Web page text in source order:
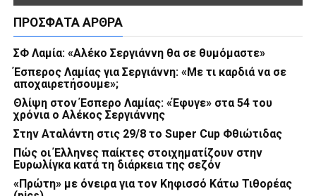
ΠΡΌΣΦΑΤΑ ΆΡΘΡΑ
ΣΦ Λαμία: «Αλέκο Σεργιάννη θα σε θυμόμαστε»
Έσπερος Λαμίας για Σεργιάννη: «Με τι καρδιά να σε
αποχαιρετήσουμε»;
Θλίψη στον Έσπερο Λαμίας: «Έφυγε» στα 54 του
χρόνια ο Αλέκος Σεργιάννης
Στην Αταλάντη στις 29/8 το Super Cup Φθιώτιδας
Πώς οι Έλληνες παίκτες στοιχηματίζουν στην
Ευρωλίγκα κατά τη διάρκεια της σεζόν
«Πρώτη» με όνειρα για τον Κηφισσό Κάτω Τιθορέας